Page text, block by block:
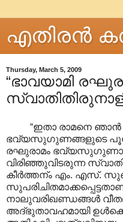
എതിരന്‍
Thursday, March 5, 2009
“ഭാവയാമി
“ഇതാ രാമനെ ഞാന്‍
ഭവ്യസുഗുണങ്ങളുടെ
രഘുരാമം
വിരിഞ്ഞുവിടരുന്ന
കീര്‍ത്തന്ം എം. എസ്.
നാലുവരിഖണ്ഡങ്ങൾ‍
അദ്ഭുതാവഹമായി